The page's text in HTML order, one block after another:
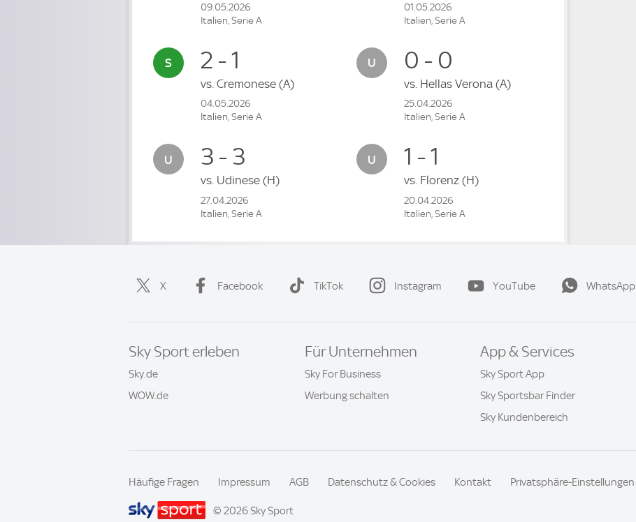
09.05.2026
Italien, Serie A
2 - 1
vs. Cremonese (A)
04.05.2026
Italien, Serie A
3 - 3
vs. Udinese (H)
27.04.2026
Italien, Serie A
01.05.2026
Italien, Serie A
0 - 0
vs. Hellas Verona (A)
25.04.2026
Italien, Serie A
1 - 1
vs. Florenz (H)
20.04.2026
Italien, Serie A
X Facebook TikTok Instagram YouTube WhatsApp
Sky Sport erleben
Sky.de
WOW.de
Für Unternehmen
Sky For Business
Werbung schalten
App & Services
Sky Sport App
Sky Sportsbar Finder
Sky Kundenbereich
Häufige Fragen Impressum AGB Datenschutz & Cookies Kontakt Privatsphäre-Einstellungen
© 2026 Sky Sport